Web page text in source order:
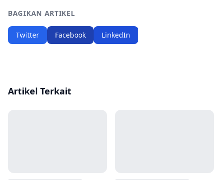
BAGIKAN ARTIKEL
Twitter Facebook LinkedIn
Artikel Terkait